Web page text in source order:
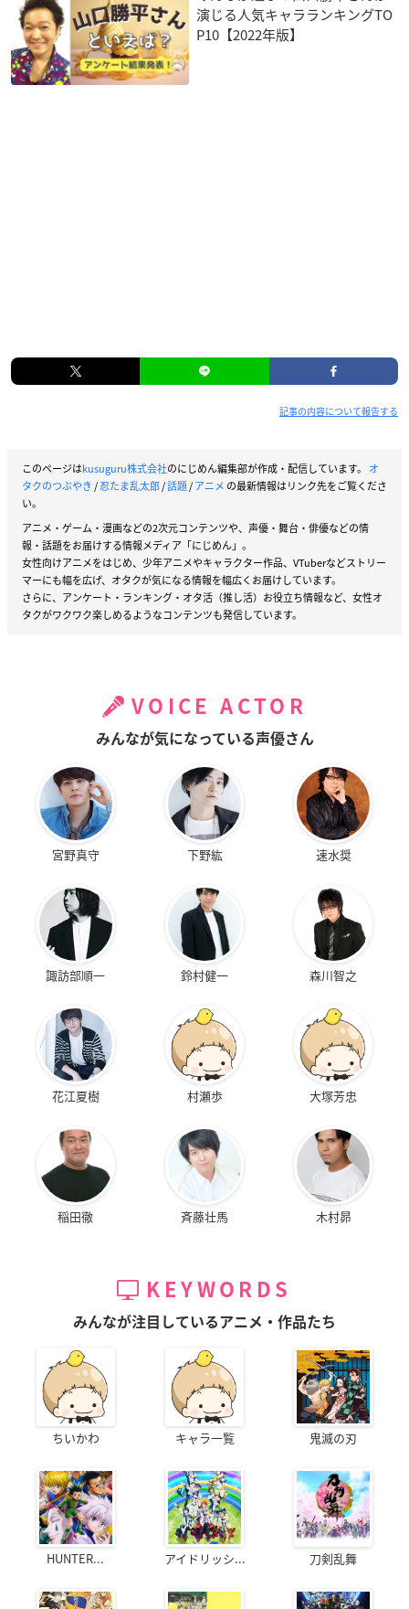
演じる人気キャラランキングTO
P10【2022年版】
記事の内容について報告する
このページはkusuguru株式会社のにじめん編集部が作成・配信しています。 オ
タクのつぶやき/忍たま乱太郎/話題/アニメ の最新情報はリンク先をご覧くださ
い。
アニメ・ゲーム・漫画などの2次元コンテンツや、声優・舞台・俳優などの情
報・話題をお届けする情報メディア「にじめん」。
女性向けアニメをはじめ、少年アニメやキャラクター作品、VTuberなどストリー
マーにも幅を広げ、オタクが気になる情報を幅広くお届けしています。
さらに、アンケート・ランキング・オタ活（推し活）お役立ち情報など、女性オ
タクがワクワク楽しめるようなコンテンツも発信しています。
VOICE ACTOR
みんなが気になっている声優さん
宮野真守 下野紘 速水奨
諏訪部順一 鈴村健一 森川智之
花江夏樹 村瀬歩 大塚芳忠
稲田徹 斉藤壮馬 木村昴
KEYWORDS
みんなが注目しているアニメ・作品たち
ちいかわ キャラ一覧 鬼滅の刃
HUNTER... アイドリッシ... 刀剣乱舞